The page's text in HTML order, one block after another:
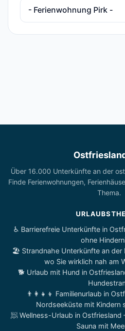
- Ferienwohnung Pirk -
Über 16.000 Unterkünfte an der
Finde Ferienwohnungen,
Thema.
♿ Barrierefreie Unterkünfte in
ohne
🏖️ Strandnahe Unterkünfte an der
wo Sie wirklich nah am
🐕 Urlaub mit Hund in
👨‍👩‍👧‍👦 Familienurlaub in
Nordseeküste mit Kindern
🧖 Wellness-Urlaub in Ostfriesland
Sauna mit